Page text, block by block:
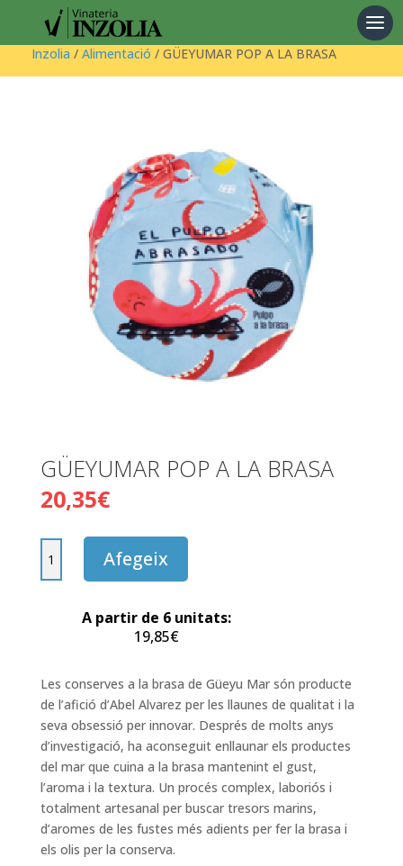
Products
search
Inzolia / Alimentació / GÜEYUMAR POP A LA BRASA
GÜEYUMAR POP A LA BRASA
20,35€
de
Afegeix
A partir de 6 unitats:
19,85€
Les conserves a la brasa de Güeyu Mar són producte
de l’afició d’Abel Alvarez per les llaunes de qualitat i la
seva obsessió per innovar. Després de molts anys
d’investigació, ha aconseguit enllaunar els productes
del mar que cuina a la brasa mantenint el gust,
l’aroma i la textura. Un procés complex, laboriós i
totalment artesanal per buscar tresors marins,
d’aromes de les fustes més adients per fer la brasa i
els olis per la conserva.